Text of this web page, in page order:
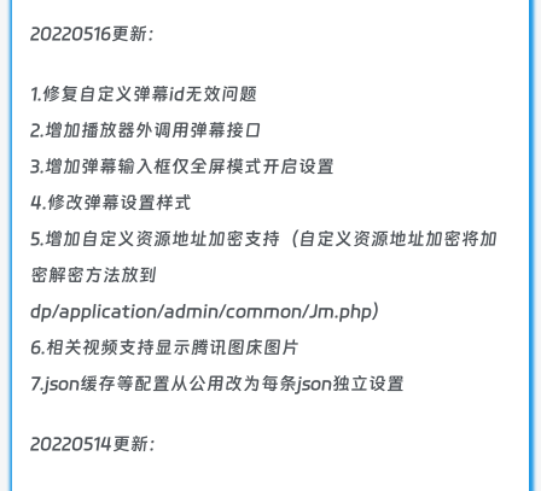
20220516更新：
1.修复自定义弹幕id无效问题
2.增加播放器外调用弹幕接口
3.增加弹幕输入框仅全屏模式开启设置
4.修改弹幕设置样式
5.增加自定义资源地址加密支持（自定义资源地址加密将加
密解密方法放到
dp/application/admin/common/Jm.php）
6.相关视频支持显示腾讯图床图片
7.json缓存等配置从公用改为每条json独立设置
20220514更新：